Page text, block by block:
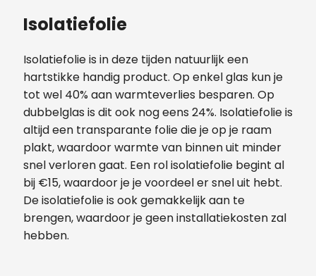
Isolatiefolie
Isolatiefolie is in deze tijden natuurlijk een
hartstikke handig product. Op enkel glas kun je
tot wel 40% aan warmteverlies besparen. Op
dubbelglas is dit ook nog eens 24%. Isolatiefolie is
altijd een transparante folie die je op je raam
plakt, waardoor warmte van binnen uit minder
snel verloren gaat. Een rol isolatiefolie begint al
bij €15, waardoor je je voordeel er snel uit hebt.
De isolatiefolie is ook gemakkelijk aan te
brengen, waardoor je geen installatiekosten zal
hebben.